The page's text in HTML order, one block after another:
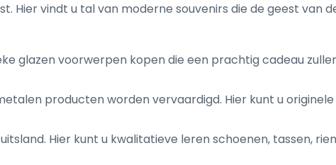
Hier vindt u tal van moderne souvenirs die de geest van
glazen voorwerpen kopen die een prachtig cadeau
producten worden vervaardigd. Hier kunt u originele
Hier kunt u kwalitatieve leren schoenen, tassen,